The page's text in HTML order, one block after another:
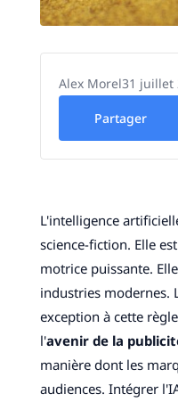
Alex Morel31 juillet
Partager
L'intelligence
science-fiction. Elle
motrice puissante.
industries modernes.
exception à cette
l'avenir de la
manière dont les
audiences. Intégrer